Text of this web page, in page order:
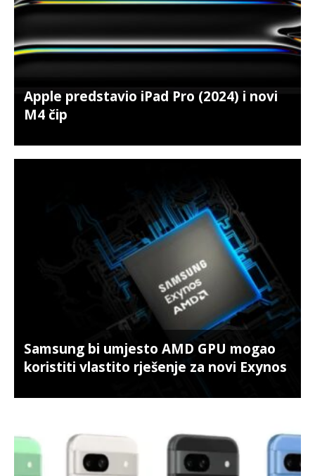
Apple predstavio iPad Pro (2024) i novi
M4 čip
Samsung bi umjesto AMD GPU mogao
koristiti vlastito rješenje za novi Exynos